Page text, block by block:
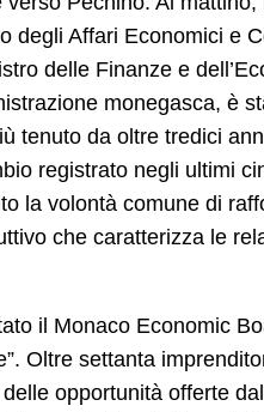
degli Affari Economici e
delle Finanze e
monegasca, è
tenuto da oltre tredici
registrato negli ultimi
la volontà comune di
che caratterizza le
il Monaco Economic
Oltre settanta
opportunità offerte